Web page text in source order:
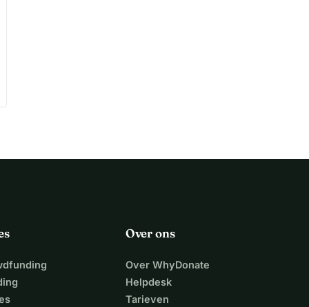
Over ons
Over WhyDonate
Helpdesk
Tarieven